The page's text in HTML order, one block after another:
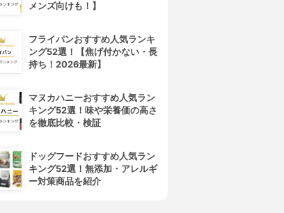
メンズ向けも！】
フライパンおすすめ人気ランキ
ング52選！【焦げ付かない・長
持ち！2026最新】
マヌカハニーおすすめ人気ラン
キング52選！味や栄養価の高さ
を徹底比較・検証
ドッグフードおすすめ人気ラン
キング52選！無添加・アレルギ
ー対策商品を紹介